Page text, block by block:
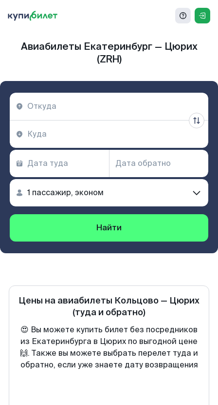
Авиабилеты Екатеринбург — Цюрих
(ZRH)
Найти
Цены на авиабилеты Кольцово — Цюрих
(туда и обратно)
😍 Вы можете купить билет без посредников
из Екатеринбурга в Цюрих по выгодной цене
🙌. Также вы можете выбрать перелет туда и
обратно, если уже знаете дату возвращения